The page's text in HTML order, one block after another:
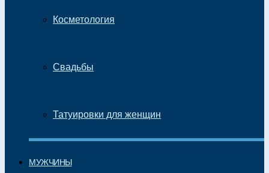
Косметология
Свадьбы
Татуировки для женщин
МУЖЧИНЫ